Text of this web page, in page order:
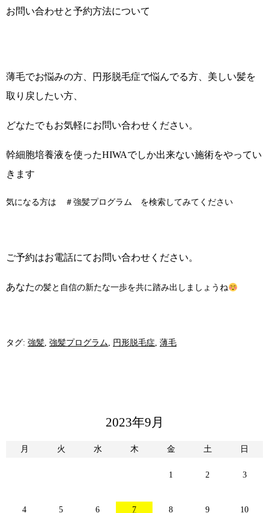
お問い合わせと予約方法について
薄毛でお悩みの方、円形脱毛症で悩んでる方、美しい髪を
取り戻したい方、
どなたでもお気軽にお問い合わせください。
幹細胞培養液を使ったHIWAでしか出来ない施術をやってい
きます
気になる方は ＃強髪プログラム を検索してみてください
ご予約はお電話にてお問い合わせください。
あなたの髪と自信の新たな一歩を共に踏み出しましょうね
タグ: 強髪 強髪プログラム 円形脱毛症 薄毛
2023年9月
月 火 水 木 金 土 日
1 2 3
4 5 6 7 8 9 10